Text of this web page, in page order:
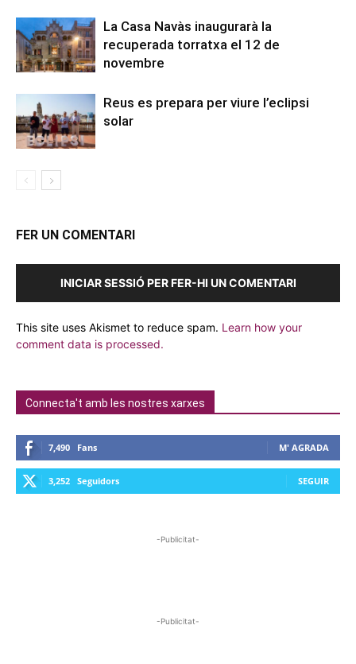
La Casa Navàs inaugurarà la
recuperada torratxa el 12 de
novembre
Reus es prepara per viure l’eclipsi
solar
FER UN COMENTARI
INICIAR SESSIÓ PER FER-HI UN COMENTARI
This site uses Akismet to reduce spam. Learn how your
comment data is processed.
Connecta't amb les nostres xarxes
7,490 Fans M' AGRADA
3,252 Seguidors SEGUIR
-Publicitat-
-Publicitat-